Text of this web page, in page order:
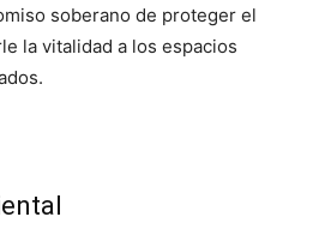
soberano de proteger el
la vitalidad a los espacios